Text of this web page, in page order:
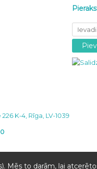
K-4, Rīga, LV-1039
Mēs to darām, lai